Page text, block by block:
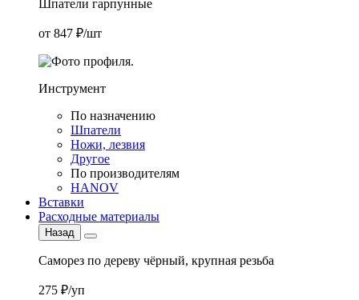
Шпатели гарпунные
от 847 ₽/шт
Инструмент
По назначению
Шпатели
Ножи, лезвия
Другое
По производителям
HANOV
Вставки
Расходные материалы
Назад
Саморез по дереву чёрный, крупная резьба
275 ₽/уп